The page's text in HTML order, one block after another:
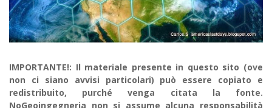
IMPORTANTE!: Il materiale presente in questo sito (ove
non ci siano avvisi particolari) può essere copiato e
redistribuito, purché venga citata la fonte.
NoGeoingegneria non si assume alcuna responsabilità